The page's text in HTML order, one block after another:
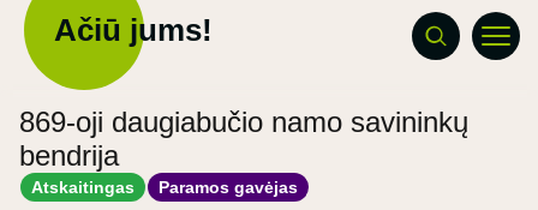
Ačiū jums!
869-oji daugiabučio namo savininkų
bendrija
Atskaitingas Paramos gavėjas